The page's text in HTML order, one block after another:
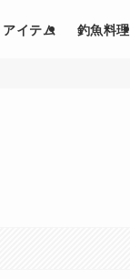
アイテム 釣魚料理